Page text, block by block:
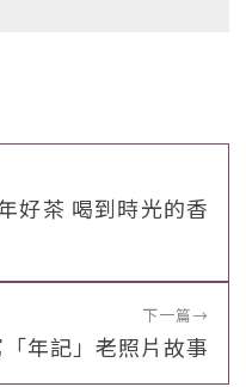
好茶 喝到時光的香
下一篇→
年記」老照片故事